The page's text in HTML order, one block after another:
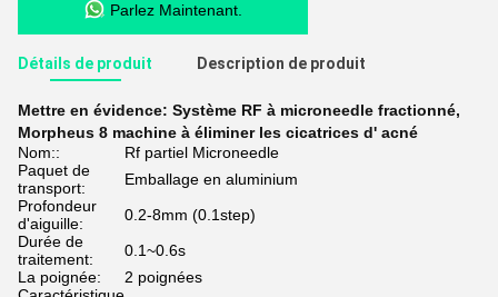
Parlez Maintenant.
Détails de produit Description de produit
Mettre en évidence: Système RF à microneedle fractionné,
Morpheus 8 machine à éliminer les cicatrices d' acné
Nom::
Rf partiel Microneedle
Paquet de
transport:
Emballage en aluminium
Profondeur
d'aiguille:
0.2-8mm (0.1step)
Durée de
traitement:
0.1~0.6s
La poignée:
2 poignées